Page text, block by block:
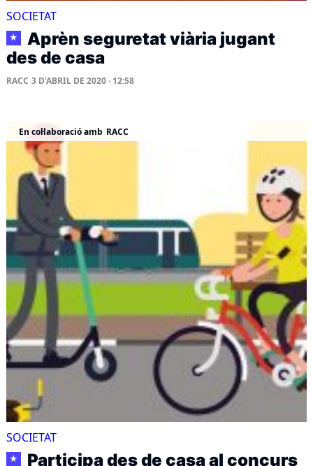
SOCIETAT
★
Aprèn seguretat viària jugant
des de casa
RACC 3 D'ABRIL DE 2020 · 12:58
En col·laboració amb RACC
SOCIETAT
★ Participa des de casa al concurs